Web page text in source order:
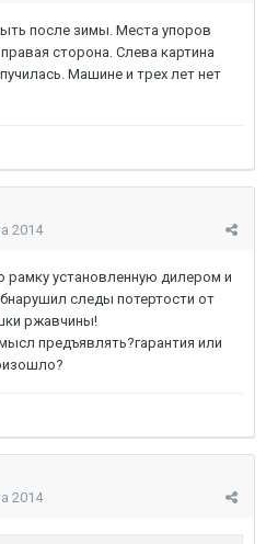
после зимы. Места упоров
сторона. Слева картина
Машине и трех лет нет
2014
установленную дилером и
следы потертости от
ржавчины!
предъявлять?гарантия или
2014